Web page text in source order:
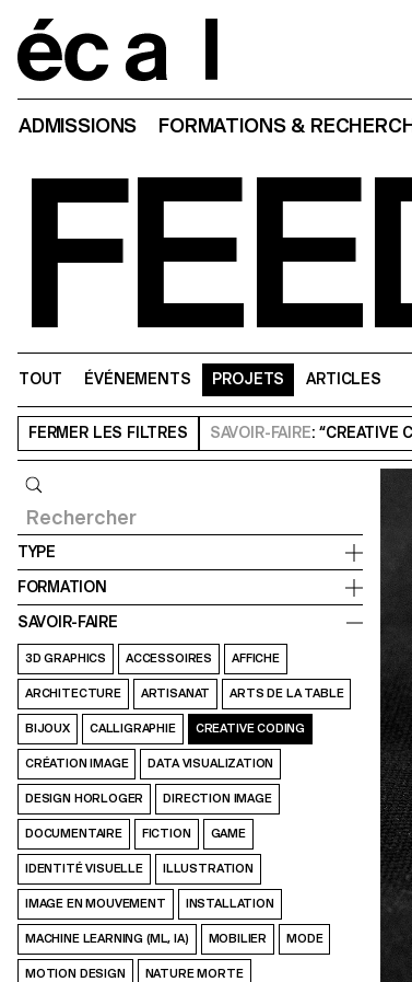
ADMISSIONS FORMATIONS &
TOUT ÉVÉNEMENTS PROJETS ARTICLES
FERMER LES FILTRES SAVOIR-FAIRE: “CREATIVE
TYPE
FORMATION
SAVOIR-FAIRE
3D GRAPHICS ACCESSOIRES AFFICHE
ARCHITECTURE ARTISANAT ARTS DE LA TABLE
BIJOUX CALLIGRAPHIE CREATIVE CODING
CRÉATION IMAGE DATA VISUALIZATION
DESIGN HORLOGER DIRECTION IMAGE
DOCUMENTAIRE FICTION GAME
IDENTITÉ VISUELLE ILLUSTRATION
IMAGE EN MOUVEMENT INSTALLATION
MACHINE LEARNING (ML, IA) MOBILIER MODE
MOTION DESIGN NATURE MORTE